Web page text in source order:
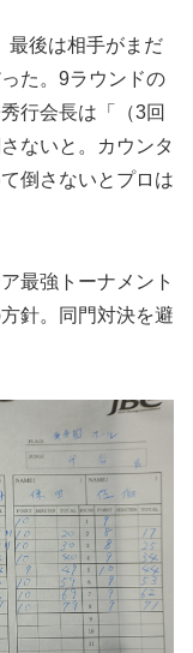
後は相手がまだ
た。9ラウンドの
行会長は「（3回
ないと。カウンタ
倒さないとプロは
最強トーナメント
針。同門対決を避